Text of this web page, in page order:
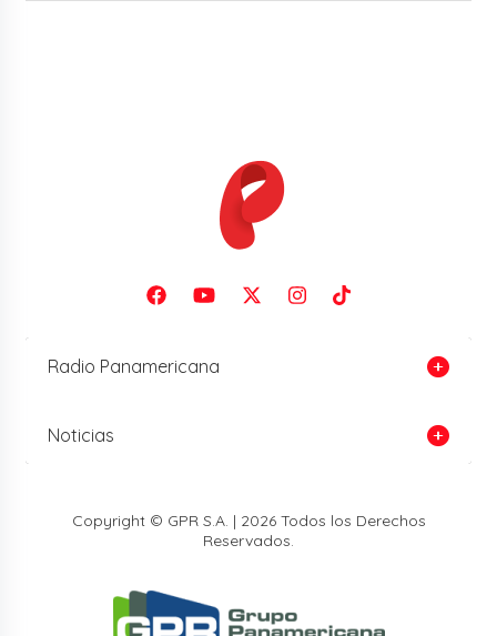
Radio Panamericana
Noticias
Copyright © GPR S.A. | 2026 Todos los Derechos
Reservados.